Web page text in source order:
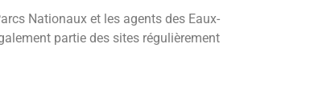
Nationaux et les agents des Eaux-
partie des sites régulièrement